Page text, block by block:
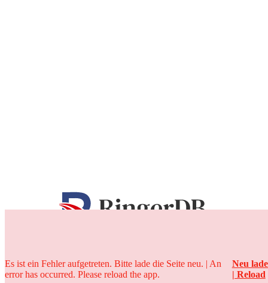
25 Jahre
Es ist ein Fehler aufgetreten. Bitte lade die Seite neu. | An
error has occurred. Please reload the app.
Neu
| Reload